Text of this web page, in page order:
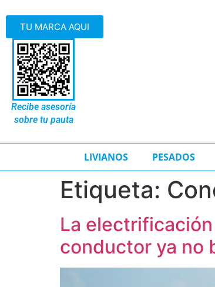
TU MARCA AQUI
Recibe asesoría
sobre tu pauta
LIVIANOS PESADOS
Etiqueta:
La
conductor ya no